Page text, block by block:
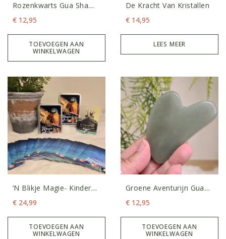
Rozenkwarts Gua Sha
Schraper
€ 12,95
TOEVOEGEN AAN
WINKELWAGEN
De Kracht Van Kristallen
€ 14,95
LEES MEER
’n Blikje Magie- Kinder
Intentiekaarten
€ 24,99
TOEVOEGEN AAN
WINKELWAGEN
Groene Aventurijn Gua
Sha Schraper
€ 12,95
TOEVOEGEN AAN
WINKELWAGEN